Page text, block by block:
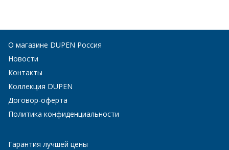
О магазине DUPEN Россия
Новости
Контакты
Коллекция DUPEN
Договор-оферта
Политика конфиденциальности
Гарантия лучшей цены